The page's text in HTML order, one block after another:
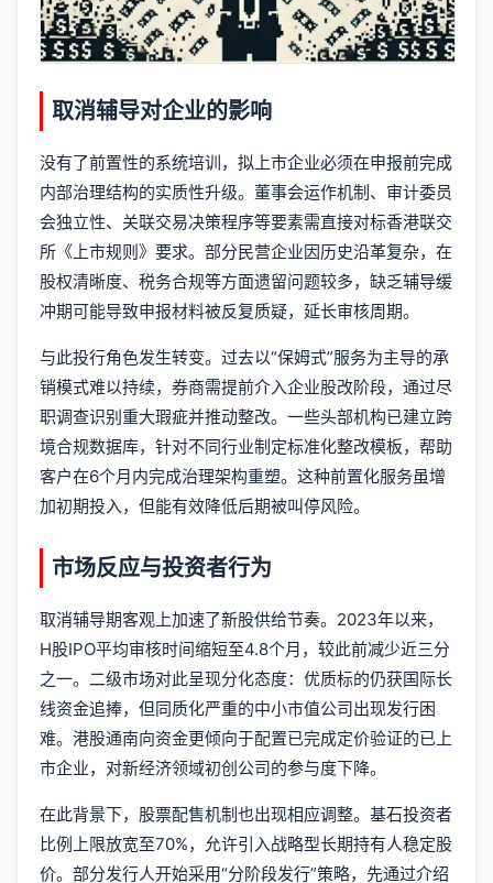
取消辅导对企业的影响
没有了前置性的系统培训，拟上市企业必须在申报前完成
内部治理结构的实质性升级。董事会运作机制、审计委员
会独立性、关联交易决策程序等要素需直接对标香港联交
所《上市规则》要求。部分民营企业因历史沿革复杂，在
股权清晰度、税务合规等方面遗留问题较多，缺乏辅导缓
冲期可能导致申报材料被反复质疑，延长审核周期。
与此投行角色发生转变。过去以“保姆式”服务为主导的承
销模式难以持续，券商需提前介入企业股改阶段，通过尽
职调查识别重大瑕疵并推动整改。一些头部机构已建立跨
境合规数据库，针对不同行业制定标准化整改模板，帮助
客户在6个月内完成治理架构重塑。这种前置化服务虽增
加初期投入，但能有效降低后期被叫停风险。
市场反应与投资者行为
取消辅导期客观上加速了新股供给节奏。2023年以来，
H股IPO平均审核时间缩短至4.8个月，较此前减少近三分
之一。二级市场对此呈现分化态度：优质标的仍获国际长
线资金追捧，但同质化严重的中小市值公司出现发行困
难。港股通南向资金更倾向于配置已完成定价验证的已上
市企业，对新经济领域初创公司的参与度下降。
在此背景下，股票配售机制也出现相应调整。基石投资者
比例上限放宽至70%，允许引入战略型长期持有人稳定股
价。部分发行人开始采用“分阶段发行”策略，先通过介绍